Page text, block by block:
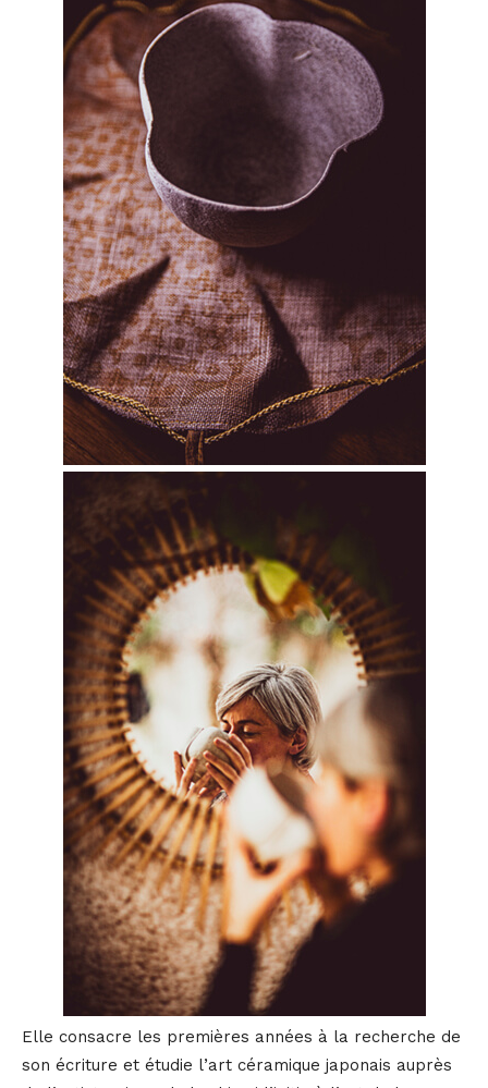
Elle consacre les premières années à la recherche de
son écriture et étudie l’art céramique japonais auprès